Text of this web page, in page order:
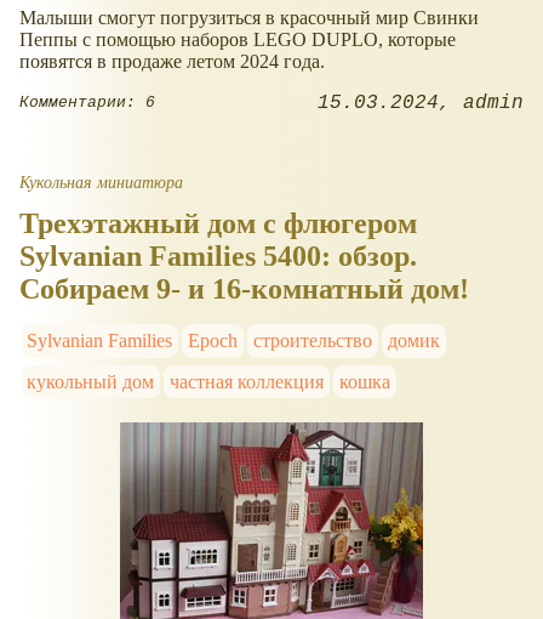
Малыши смогут погрузиться в красочный мир Свинки
Пеппы с помощью наборов LEGO DUPLO, которые
появятся в продаже летом 2024 года.
Комментарии: 6 15.03.2024 admin
Кукольная миниатюра
Трехэтажный дом с флюгером
Sylvanian Families 5400: обзор.
Собираем 9- и 16-комнатный дом!
Sylvanian Families Epoch строительство
домик
кукольный дом
частная коллекция кошка